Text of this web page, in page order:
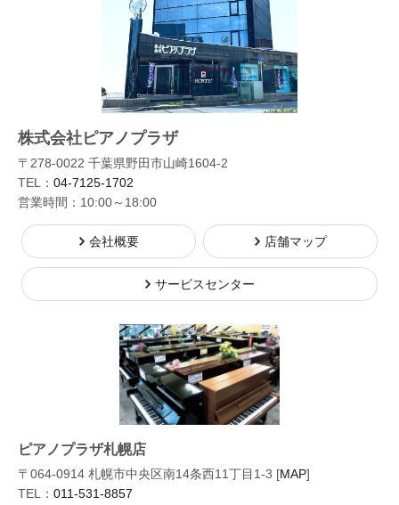
株式会社ピアノプラザ
〒278-0022 千葉県野田市山崎1604-2
TEL： 04-7125-1702
営業時間：10:00～18:00
会社概要 店舗マップ
サービスセンター
ピアノプラザ札幌店
〒064-0914 札幌市中央区南14条西11丁目1-3 [MAP]
TEL： 011-531-8857